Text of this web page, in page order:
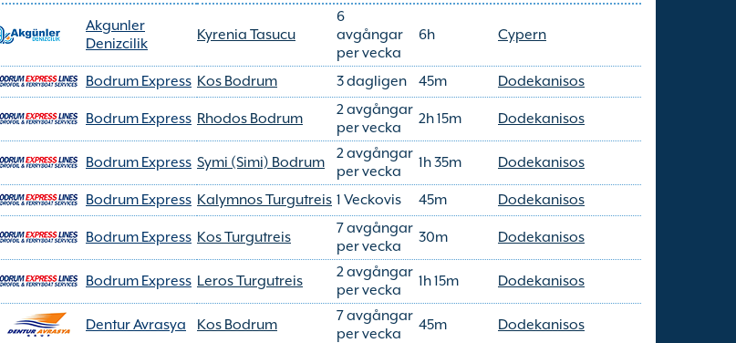
Akgunler
Denizcilik
Kyrenia Tasucu
6
avgångar
per vecka
6h Cypern
Bodrum Express Kos Bodrum 3 dagligen 45m Dodekanisos
Bodrum Express Rhodos Bodrum
2 avgångar
per vecka
2h 15m Dodekanisos
Bodrum Express Symi (Simi) Bodrum
2 avgångar
per vecka
1h 35m Dodekanisos
Bodrum Express Kalymnos Turgutreis 1 Veckovis 45m Dodekanisos
Bodrum Express Kos Turgutreis
7 avgångar
per vecka
30m Dodekanisos
Bodrum Express Leros Turgutreis
2 avgångar
per vecka
1h 15m Dodekanisos
Dentur Avrasya Kos Bodrum
7 avgångar
per vecka
45m Dodekanisos